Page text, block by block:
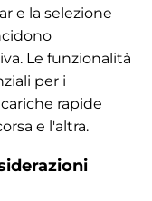
e la selezione
Le funzionalità
per i
rapide
e l'altra.